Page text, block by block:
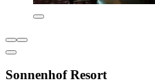
Sonnenhof Resort